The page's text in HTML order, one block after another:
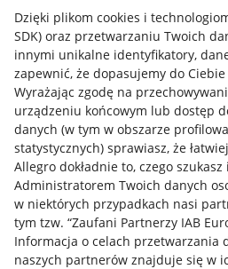
Dzięki plikom cookies i
SDK) oraz przetwarzaniu Twoich
innymi unikalne identyfikatory,
zapewnić, że dopasujemy do
Wyrażając zgodę na
urządzeniu końcowym lub dostęp
danych (w tym w obszarze
statystycznych) sprawiasz, że
Allegro dokładnie to, czego
Administratorem Twoich danych
w niektórych przypadkach nasi
tym tzw. “Zaufani Partnerzy IAB
Informacja o celach przetwarzania
naszych partnerów znajduje się w
Przydatne informacje